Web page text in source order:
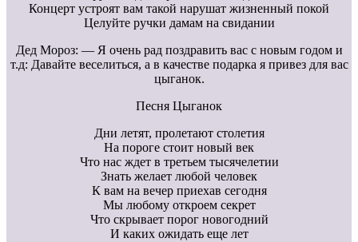
Концерт устроят вам такой нарушат жизненный покой
Целуйте ручки дамам на свидании
Дед Мороз: — Я очень рад поздравить вас с новым годом и
т.д: Давайте веселиться, а в качестве подарка я привез для вас
цыганок.
Песня Цыганок
Дни летят, пролетают столетия
На пороге стоит новый век
Что нас ждет в третьем тысячелетии
Знать желает любой человек
К вам на вечер приехав сегодня
Мы любому откроем секрет
Что скрывает порог новогодний
И каких ожидать еще лет